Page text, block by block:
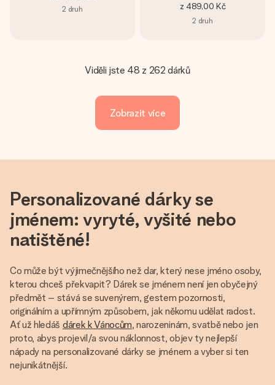
2 druh z 489,00 Kč
2 druh
Viděli jste 48 z 262 dárků
Zobrazit více
Personalizované dárky se
jménem: vyryté, vyšité nebo
natištěné!
Co může být výjimečnějšího než dar, který nese jméno osoby,
kterou chceš překvapit? Dárek se jménem není jen obyčejný
předmět – stává se suvenýrem, gestem pozornosti,
originálním a upřímným způsobem, jak někomu udělat radost.
Ať už hledáš dárek k Vánocům, narozeninám, svatbě nebo jen
proto, abys projevil/a svou náklonnost, objev ty nejlepší
nápady na personalizované dárky se jménem a vyber si ten
nejunikátnější.